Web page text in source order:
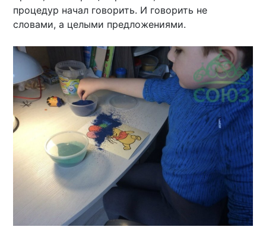
процедур начал говорить. И говорить не
словами, а целыми предложениями.